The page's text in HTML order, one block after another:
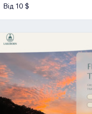
Від 10 $